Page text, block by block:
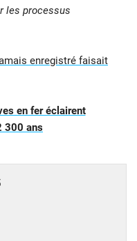
les processus
enregistré faisait
en fer éclairent
300 ans